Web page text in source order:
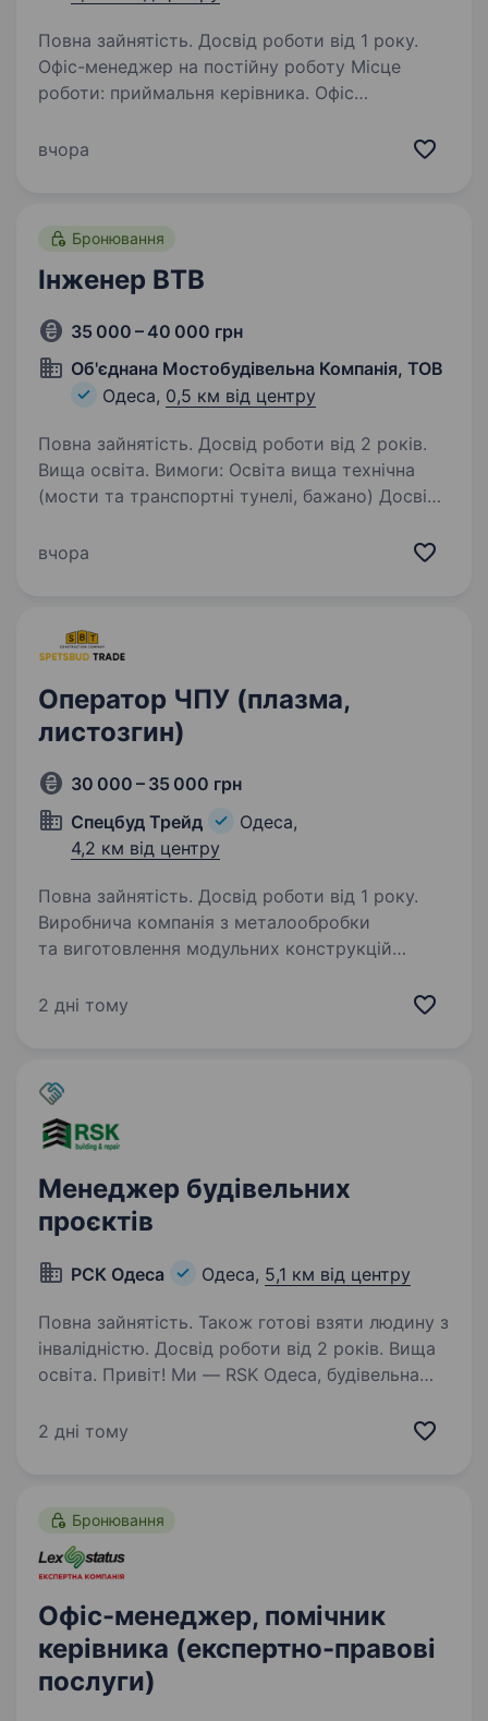
Повна зайнятість. Досвід роботи від 1 року.
Офіс-менеджер на постійну роботу Місце
роботи: приймальня керівника. Офіс
Обов’язки: прийом відвідувачів керівника,
вчора
Бронювання
Інженер ВТВ
35 000 – 40 000 грн
Об'єднана Мостобудівельна Компанія, ТОВ
Одеса, 0,5 км від центру
Повна зайнятість. Досвід роботи від 2 років.
Вища освіта. Вимоги: Освіта вища технічна
(мости та транспортні тунелі, бажано) Досвід
Бажаний досвід роботи в галузі
вчора
Оператор ЧПУ (плазма,
листозгин)
30 000 – 35 000 грн
Спецбуд Трейд
Одеса,
4,2 км від центру
Повна зайнятість. Досвід роботи від 1 року.
Виробнича компанія з металообробки
та виготовлення модульних конструкцій
в команду. У нас реальне виробництво,
2 дні тому
Менеджер будівельних
проєктів
РСК Одеса Одеса, 5,1 км від центру
Повна зайнятість. Також готові взяти людину з
інвалідністю. Досвід роботи від 2 років. Вища
освіта. Привіт! Ми — RSK Одеса, будівельна
зведення житлової та комерційної
2 дні тому
Бронювання
Офіс-менеджер, помічник
керівника (експертно-правові
послуги)